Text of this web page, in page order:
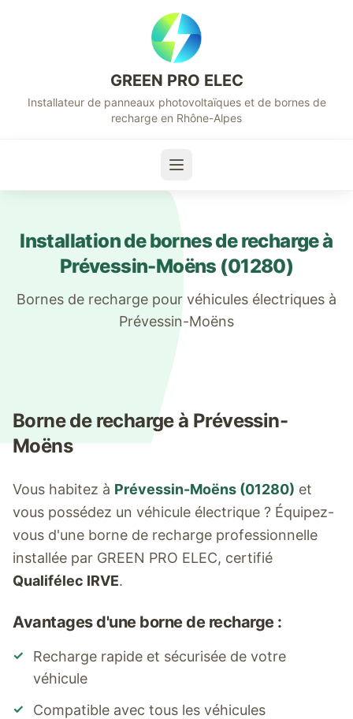
GREEN PRO ELEC
Installateur de panneaux photovoltaïques et de bornes de
recharge en Rhône-Alpes
Installation de bornes de recharge à
Prévessin-Moëns (01280)
Bornes de recharge pour véhicules électriques à
Prévessin-Moëns
Borne de recharge à Prévessin-
Moëns
Vous habitez à Prévessin-Moëns (01280) et
vous possédez un véhicule électrique ? Équipez-
vous d'une borne de recharge professionnelle
installée par GREEN PRO ELEC, certifié
Qualifélec IRVE.
Avantages d'une borne de recharge :
✓
Recharge rapide et sécurisée de votre
véhicule
✓
Compatible avec tous les véhicules